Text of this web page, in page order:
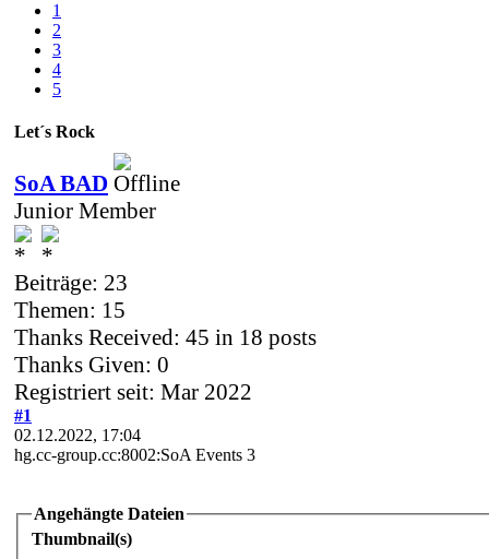
1
2
3
4
5
Let´s Rock
SoA BAD
Junior Member
Beiträge: 23
Themen: 15
Thanks Received: 45 in 18 posts
Thanks Given: 0
Registriert seit: Mar 2022
#1
02.12.2022, 17:04
hg.cc-group.cc:8002:SoA Events 3
Angehängte Dateien
Thumbnail(s)